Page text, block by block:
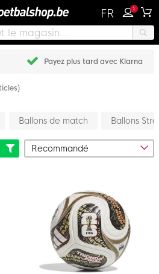
FR 1
plus tard avec Klarna
Ballons de match Ballons